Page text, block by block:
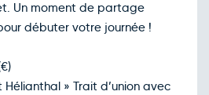
Un moment de partage
débuter votre journée !
Hélianthal » Trait d’union avec